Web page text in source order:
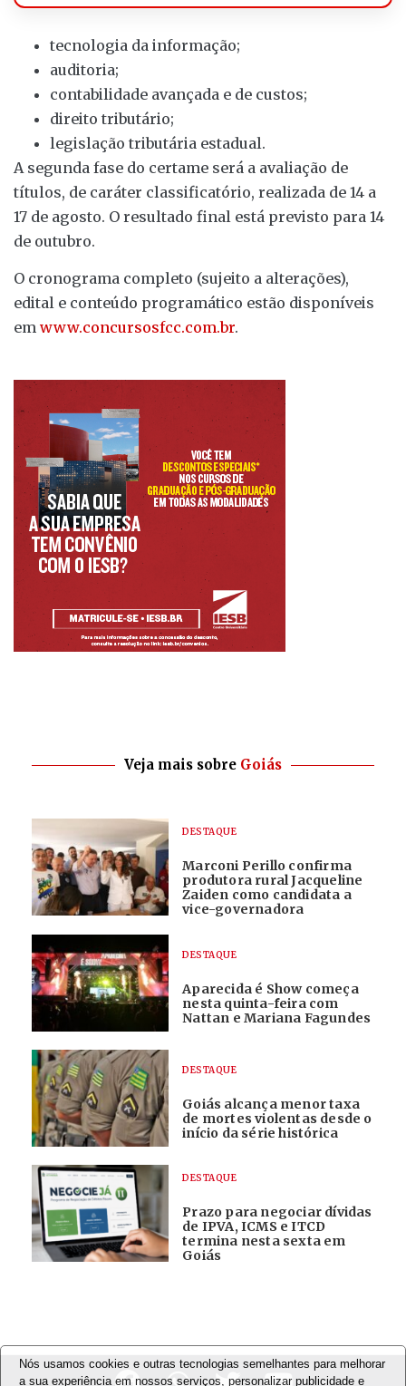
tecnologia da informação;
auditoria;
contabilidade avançada e de custos;
direito tributário;
legislação tributária estadual.
A segunda fase do certame será a avaliação de
títulos, de caráter classificatório, realizada de 14 a
17 de agosto. O resultado final está previsto para 14
de outubro.
O cronograma completo (sujeito a alterações),
edital e conteúdo programático estão disponíveis
em www.concursosfcc.com.br.
Veja mais sobre Goiás
DESTAQUE
Marconi Perillo confirma
produtora rural Jacqueline
Zaiden como candidata a
vice-governadora
DESTAQUE
Aparecida é Show começa
nesta quinta-feira com
Nattan e Mariana Fagundes
DESTAQUE
Goiás alcança menor taxa
de mortes violentas desde o
início da série histórica
DESTAQUE
Prazo para negociar dívidas
de IPVA, ICMS e ITCD
termina nesta sexta em
Goiás
Nós usamos cookies e outras tecnologias semelhantes para melhorar
a sua experiência em nossos serviços, personalizar publicidade e